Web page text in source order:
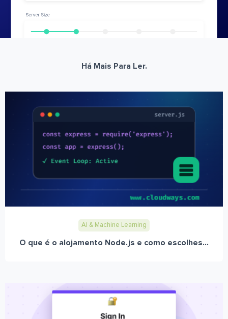
Há Mais Para Ler.
AI & Machine Learning
O que é o alojamento Node.js e como escolhes...